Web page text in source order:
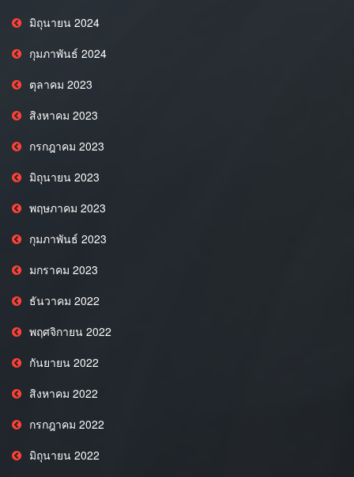
มิถุนายน 2024
กุมภาพันธ์ 2024
ตุลาคม 2023
สิงหาคม 2023
กรกฎาคม 2023
มิถุนายน 2023
พฤษภาคม 2023
กุมภาพันธ์ 2023
มกราคม 2023
ธันวาคม 2022
พฤศจิกายน 2022
กันยายน 2022
สิงหาคม 2022
กรกฎาคม 2022
มิถุนายน 2022